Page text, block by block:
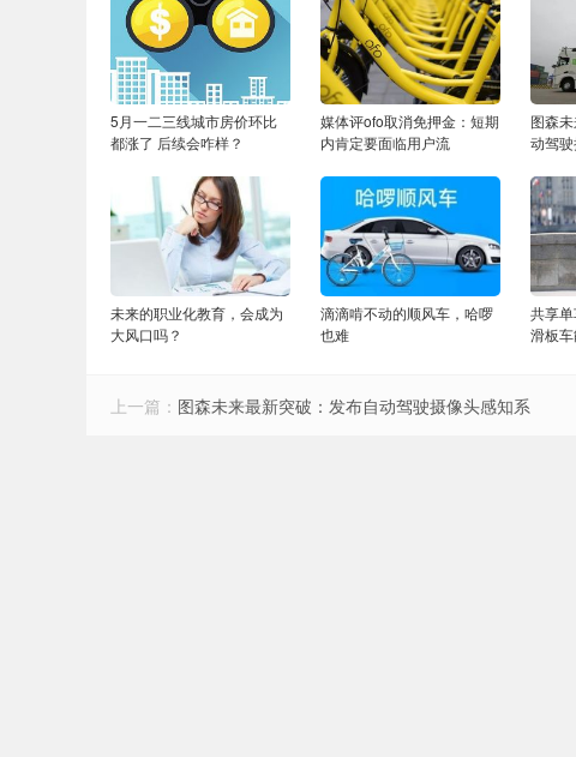
5月一二三线城市房价环比
都涨了 后续会咋样？
媒体评ofo取消免押金：短期
内肯定要面临用户流
图森
动驾
未来的职业化教育，会成为
大风口吗？
滴滴啃不动的顺风车，哈啰
也难
共享
滑板
上一篇： 图森未来最新突破：发布自动驾驶摄像头感知系